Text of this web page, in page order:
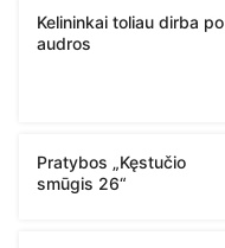
Kelininkai toliau dirba po
audros
Pratybos „Kęstučio
smūgis 26“